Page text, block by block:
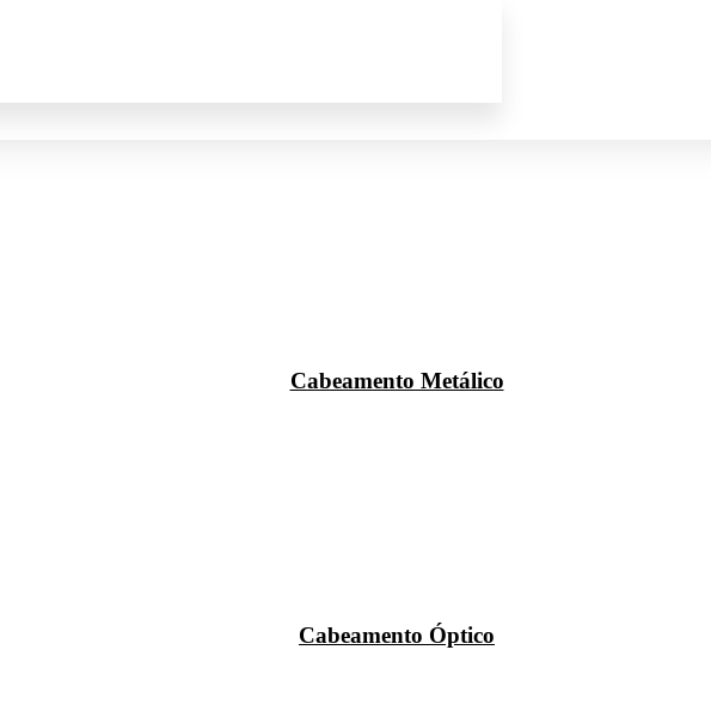
Cabeamento Metálico
Cabeamento Óptico